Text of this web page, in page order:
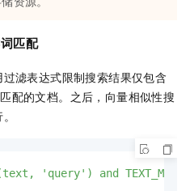
匹配
滤表达式限制搜索结果仅包含
配的文档。之后，向量相似性搜
'query') and